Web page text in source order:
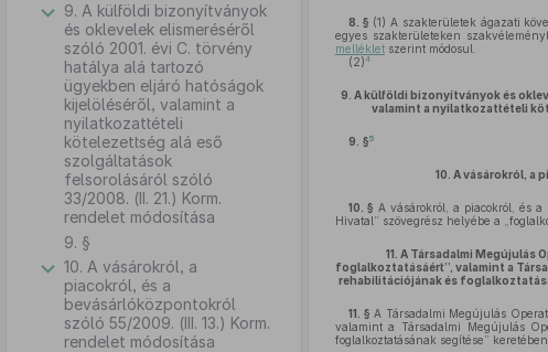
9. A külföldi bizonyítványok
és oklevelek elismeréséről
szóló 2001. évi C. törvény
hatálya alá tartozó
ügyekben eljáró hatóságok
kijelöléséről, valamint a
nyilatkozattételi
kötelezettség alá eső
szolgáltatások
felsorolásáról szóló
33/2008. (II. 21.) Korm.
rendelet módosítása
9. §
10. A vásárokról, a
piacokról, és a
bevásárlóközpontokról
szóló 55/2009. (III. 13.) Korm.
rendelet módosítása
8. § (1) A szakterületek ágazati
egyes szakterületeken
mellékletszerint módosul.
(2)4
9. A külföldi bizonyítványok és
valamint a nyilatkozattételi
9. §5
10. A vásárokról, a
10. § A vásárokról, a piacokról, és a
Hivatal” szövegrész helyébe a
11. A Társadalmi Megújulás
foglalkoztatásáért”, valamint a
rehabilitációjának és
11. § A Társadalmi Megújulás
valamint a Társadalmi Megújulás
foglalkoztatásának segítése”